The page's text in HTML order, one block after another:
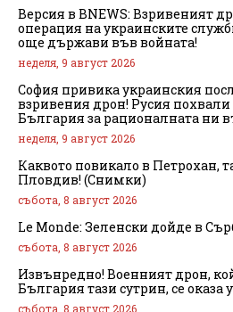
Версия в BNEWS: Взривеният
операция на украинските
още държави във войната!
неделя, 9 август 2026
София привика украинския
взривения дрон! Русия
България за рационалната ни
неделя, 9 август 2026
Каквото повикало в Петрохан,
Пловдив! (Снимки)
събота, 8 август 2026
Le Monde: Зеленски дойде в
събота, 8 август 2026
Извънредно! Военният дрон,
България тази сутрин, се оказа
събота, 8 август 2026